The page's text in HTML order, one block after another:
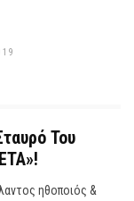
Του
ηθοποιός &